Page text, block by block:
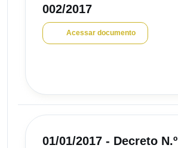
002/2017
Acessar documento
01/01/2017 - Decreto N.º